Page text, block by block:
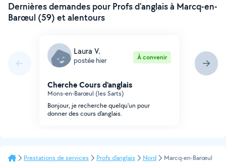
Dernières demandes pour Profs d'anglais à Marcq-en-
Barœul (59) et alentours
Laura V.
postée hier À convenir
Cherche Cours d'anglais
Mons-en-Barœul (les Sarts)
Bonjour, je recherche quelqu'un pour
donner des cours d'anglais.
Prestations de services Profs d'anglais Nord Marcq-en-Barœul